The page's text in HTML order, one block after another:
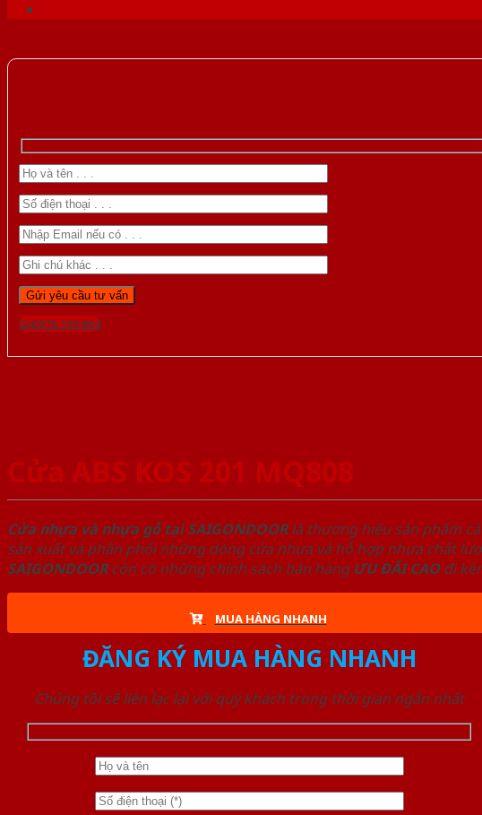
Gọi 0976.169.864
Cửa ABS KOS 201 MQ808
Cửa nhựa và nhựa gỗ tại SAIGONDOORlà thương hiệu sản phẩm
sản xuất và phân phối những dòng cửa nhựa và hỗ hợp nhựa chất
SAIGONDOORcòn có những chính sách bán hàng ƯU ĐÃI CAOđi
MUA HÀNG NHANH
ĐĂNG KÝ MUA HÀNG NHANH
Chúng tôi sẽ liên lạc lại với quý khách trong thời gian ngắn nhất